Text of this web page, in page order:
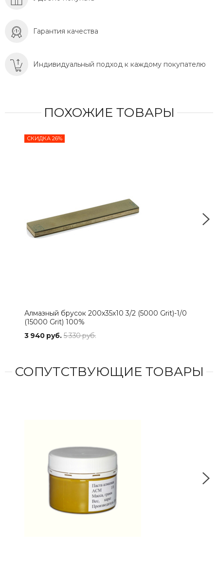
Гарантия качества
Индивидуальный подход к каждому покупателю
ПОХОЖИЕ ТОВАРЫ
СКИДКА 26%
Алмазный брусок 200х35х10 3/2 (5000 Grit)-1/0
(15000 Grit) 100%
3 940 руб. 5 330 руб.
СОПУТСТВУЮЩИЕ ТОВАРЫ